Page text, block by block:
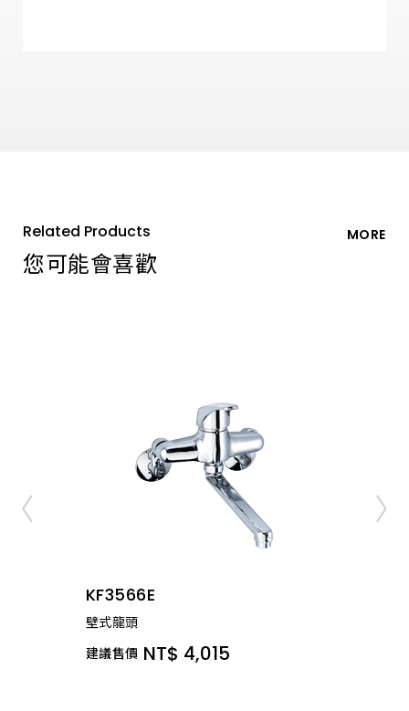
Related Products
您可能會喜歡
MORE
KF3566E
壁式龍頭
建議售價 NT$ 4,015